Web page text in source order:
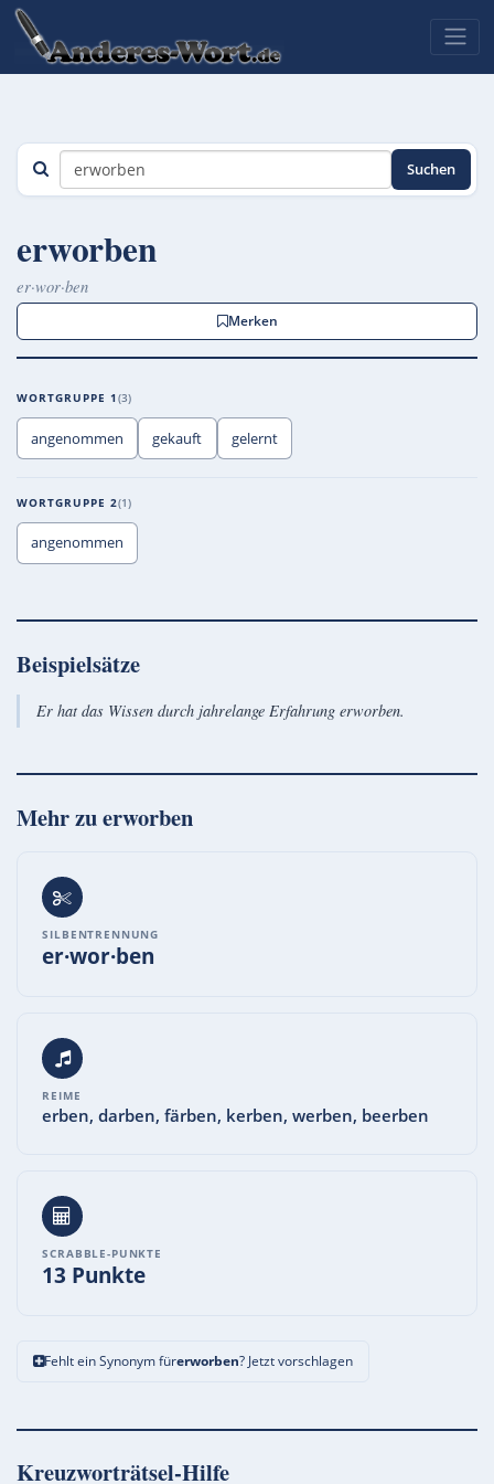
Suchen
erworben
er·wor·ben
Merken
WORTGRUPPE 1 3
angenommen gekauft gelernt
WORTGRUPPE 2 1
angenommen
Beispielsätze
Er hat das Wissen durch jahrelange Erfahrung erworben.
Mehr zuerworben
SILBENTRENNUNG
er·wor·ben
REIME
erben, darben, färben, kerben, werben, beerben
SCRABBLE-PUNKTE
13 Punkte
Fehlt ein Synonym fürerworben? Jetzt vorschlagen
Kreuzworträtsel-Hilfe